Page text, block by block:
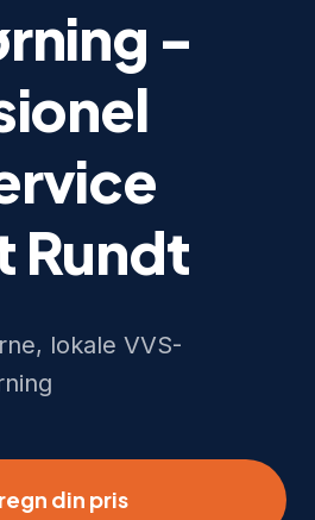
-
Rundt
lokale VVS-
din pris